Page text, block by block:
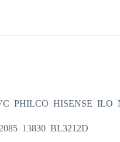
PHILCO HISENSE ILO
13830 BL3212D